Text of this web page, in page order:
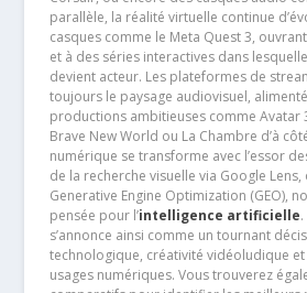
parallèle, la réalité virtuelle continue
casques comme le Meta Quest 3,
et à des séries interactives dans
devient acteur. Les plateformes de
toujours le paysage audiovisuel,
productions ambitieuses comme Avatar
Brave New World ou La Chambre d’à
numérique se transforme avec l’essor
de la recherche visuelle via Google
Generative Engine Optimization (GEO),
pensée pour l’intelligence artificielle
s’annonce ainsi comme un tournant
technologique, créativité vidéoludique
usages numériques. Vous trouverez